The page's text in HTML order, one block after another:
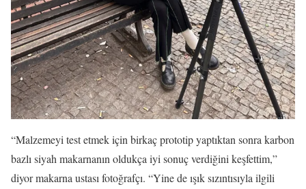
“Malzemeyi test etmek için birkaç prototip yaptıktan sonra karbon
bazlı siyah makarnanın oldukça iyi sonuç verdiğini keşfettim,”
diyor makarna ustası fotoğrafçı. “Yine de ışık sızıntısıyla ilgili